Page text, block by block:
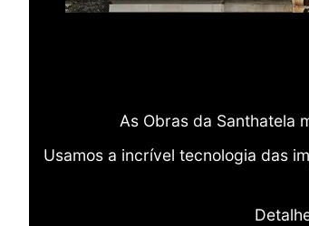
As Obras da Santhatela
Usamos a incrível tecnologia das